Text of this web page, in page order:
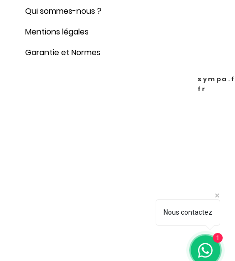
Qui sommes-nous ?
Mentions légales
Garantie et Normes
fr
Nous contactez
1